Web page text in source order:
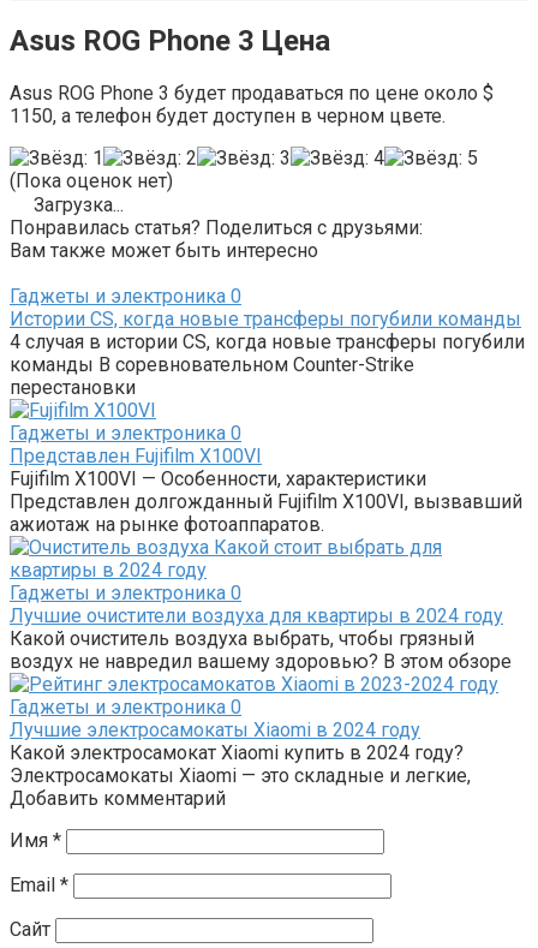
Asus ROG Phone 3 Цена
Asus ROG Phone 3 будет продаваться по цене около $
1150, а телефон будет доступен в черном цвете.
(Пока оценок нет)
Загрузка...
Понравилась статья? Поделиться с друзьями:
Вам также может быть интересно
Гаджеты и электроника 0
Истории CS, когда новые трансферы погубили команды
4 случая в истории CS, когда новые трансферы погубили
команды В соревновательном Counter-Strike
перестановки
Гаджеты и электроника 0
Представлен Fujifilm X100VI
Fujifilm X100VI — Особенности, характеристики
Представлен долгожданный Fujifilm X100VI, вызвавший
ажиотаж на рынке фотоаппаратов.
Гаджеты и электроника 0
Лучшие очистители воздуха для квартиры в 2024 году
Какой очиститель воздуха выбрать, чтобы грязный
воздух не навредил вашему здоровью? В этом обзоре
Гаджеты и электроника 0
Лучшие электросамокаты Xiaomi в 2024 году
Какой электросамокат Xiaomi купить в 2024 году?
Электросамокаты Xiaomi — это складные и легкие,
Добавить комментарий
Имя *
Email *
Сайт